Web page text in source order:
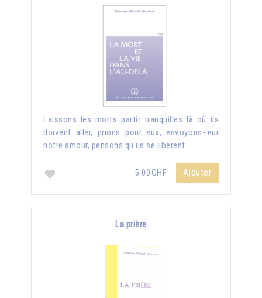
Laissons les morts partir tranquilles là où ils
doivent aller, prions pour eux, envoyons-leur
notre amour, pensons qu'ils se libèrent.
5.00CHF Ajouter
La prière